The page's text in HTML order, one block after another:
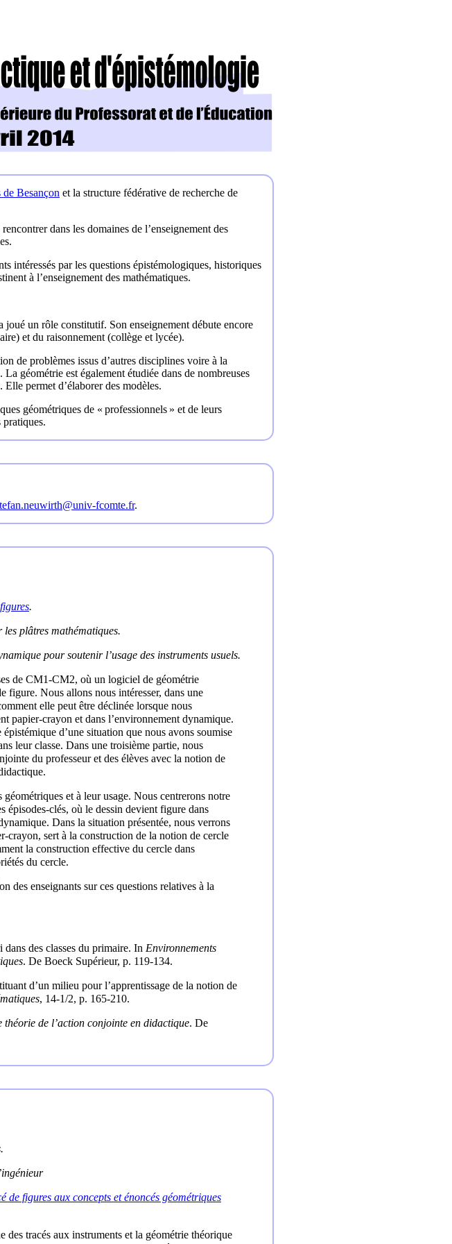
Besançon et la structure fédérative de recherche de
dans les domaines de l’enseignement des
intéressés par les questions épistémologiques, historiques
à l’enseignement des mathématiques.
joué un rôle constitutif. Son enseignement débute encore
et du raisonnement (collège et lycée).
de problèmes issus d’autres disciplines voire à la
géométrie est également étudiée dans de nombreuses
permet d’élaborer des modèles.
géométriques de « professionnels » et de leurs
pratiques.
fcomte.fr.
.
plâtres mathématiques.
pour soutenir l’usage des instruments usuels.
de CM1-CM2, où un logiciel de géométrie
figure. Nous allons nous intéresser, dans une
elle peut être déclinée lorsque nous
papier-crayon et dans l’environnement dynamique.
d’une situation que nous avons soumise
leur classe. Dans une troisième partie, nous
du professeur et des élèves avec la notion de
et à leur usage. Nous centrerons notre
épisodes-clés, où le dessin devient figure dans
Dans la situation présentée, nous verrons
crayon, sert à la construction de la notion de cercle
la construction effective du cercle dans
du cercle.
des enseignants sur ces questions relatives à la
des classes du primaire. In Environnements
. De Boeck Supérieur, p. 119-134.
d’un milieu pour l’apprentissage de la notion de
, 14-1/2, p. 165-210.
théorie de l’action conjointe en didactique. De
de figures aux concepts et énoncés géométriques
des tracés aux instruments et la géométrie théorique